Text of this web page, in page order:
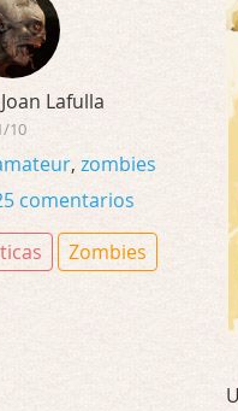
Joan Lafulla
10
, zombies
comentarios
Zombies